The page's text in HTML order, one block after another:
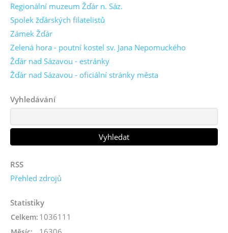
Regionální muzeum Žďár n. Sáz.
Spolek žďárských filatelistů
Zámek Žďár
Zelená hora - poutní kostel sv. Jana Nepomuckého
Žďár nad Sázavou - estránky
Žďár nad Sázavou - oficiální stránky města
Vyhledávání
RSS
Přehled zdrojů
Statistiky
Celkem: 1036111